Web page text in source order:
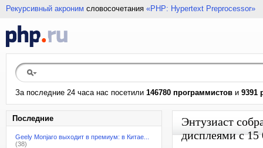
Рекурсивный акроним словосочетания «PHP: Hypertext Preprocessor»
За последние 24 часа нас посетили 146780 программистов и 9391
Последние
Geely Monjaro выходит в премиум: в Китае...
(38)
Энтузиаст
дисплеями с 15